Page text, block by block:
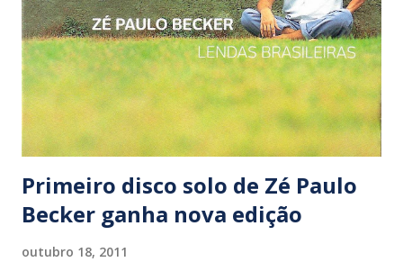
Pinheiro, letrista criador de inúmeros clássicos da MPB.
Craque, Becker também assina os arranjos das quatorze
faixas de ‘Todo mundo quer amar’, onde seu violão
sincopado tem as luxuosas adesões de músicos como
Rogério Caetano (violão sete cordas), Leandro Br...
Primeiro disco solo de Zé Paulo
Becker ganha nova edição
outubro 18, 2011